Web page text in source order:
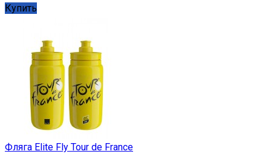
Купить
Фляга Elite Fly Tour de France